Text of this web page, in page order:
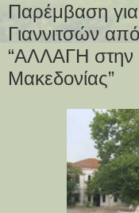
Παρέμβαση
Γιαννιτσών
“ΑΛΛΑΓΗ στην
Μακεδονίας”